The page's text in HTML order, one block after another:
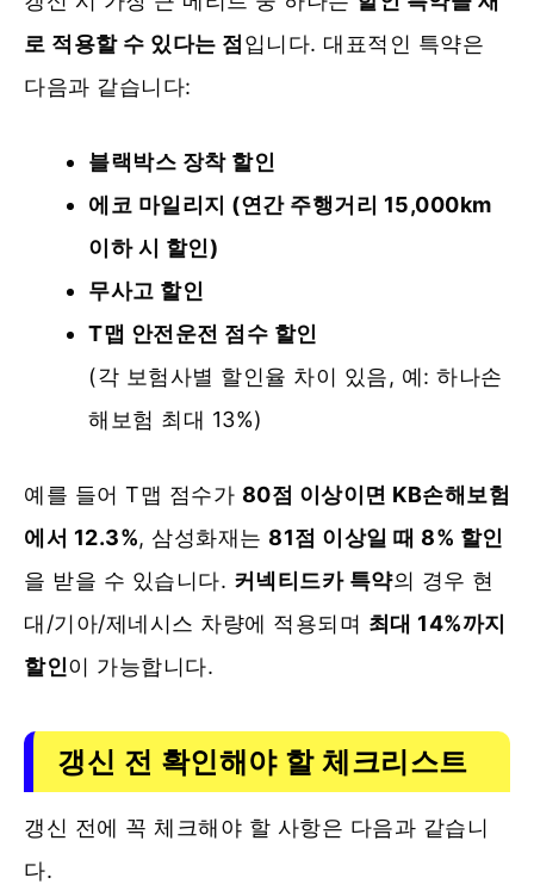
로 적용할 수 있다는 점 입니다. 대표적인 특약은
다음과 같습니다:
블랙박스 장착 할인
에코 마일리지 (연간 주행거리 15,000km
이하 시 할인)
무사고 할인
T맵 안전운전 점수 할인
(각 보험사별 할인율 차이 있음, 예: 하나손
해보험 최대 13%)
예를 들어 T맵 점수가 80점 이상이면 KB손해보험
에서 12.3%, 삼성화재는 81점 이상일 때 8% 할인
을 받을 수 있습니다. 커넥티드카 특약의 경우 현
대/기아/제네시스 차량에 적용되며 최대 14%까지
할인이 가능합니다.
갱신 전 확인해야 할 체크리스트
갱신 전에 꼭 체크해야 할 사항은 다음과 같습니
다.